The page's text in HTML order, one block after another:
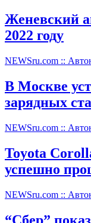
Женевский
2022 году
NEWSru.com ::
В Москве
зарядных
NEWSru.com ::
Toyota
успешно
NEWSru.com ::